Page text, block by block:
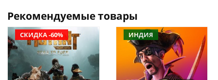
Рекомендуемые товары
СКИДКА -60% ИНДИЯ